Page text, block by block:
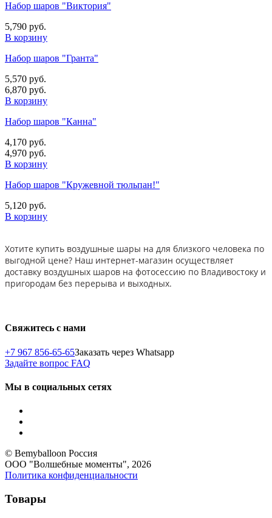
Набор шаров "Виктория"
5,790 руб.
В корзину
Набор шаров "Гранта"
5,570 руб.
6,870 руб.
В корзину
Набор шаров "Канна"
4,170 руб.
4,970 руб.
В корзину
Набор шаров "Кружевной тюльпан!"
5,120 руб.
В корзину
Хотите купить воздушные шары на для близкого человека по
выгодной цене? Наш интернет-магазин осуществляет
доставку воздушных шаров на фотосессию по Владивостоку и
пригородам без перерыва и выходных.
Свяжитесь с нами
+7 967 856-65-65Заказать через Whatsapp
Задайте вопрос FAQ
Мы в социальных сетях
© Bemyballoon Россия
ООО "Волшебные моменты", 2026
Политика конфиденциальности
Товары